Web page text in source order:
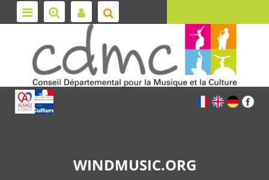
WINDMUSIC.ORG